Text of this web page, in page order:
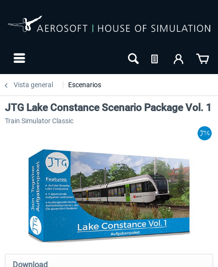
Vista general Escenarios
Just Trains - U-Bahn Hamburg U1 &
Railworks Szenario-Pack
JTG Lake Constance Scenario Package Vol. 1
Train Simulator Classic
Download